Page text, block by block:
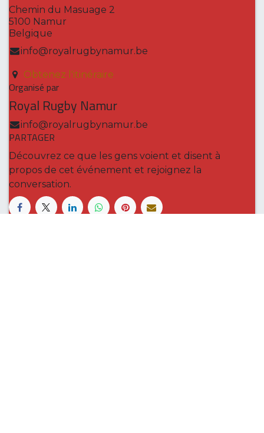
Chemin du Masuage 2
5100 Namur
Belgique
info@royalrugbynamur.be
Obtenez l'itinéraire
Organisé par
Royal Rugby Namur
info@royalrugbynamur.be
PARTAGER
Découvrez ce que les gens voient et disent à
propos de cet événement et rejoignez la
conversation.